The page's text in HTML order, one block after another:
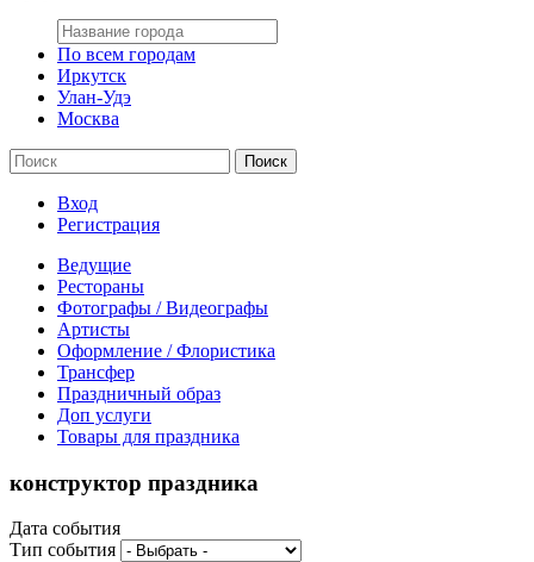
По всем городам
Иркутск
Улан-Удэ
Москва
Вход
Регистрация
Ведущие
Рестораны
Фотографы / Видеографы
Артисты
Оформление / Флористика
Трансфер
Праздничный образ
Доп услуги
Товары для праздника
конструктор праздника
Дата события
Тип события